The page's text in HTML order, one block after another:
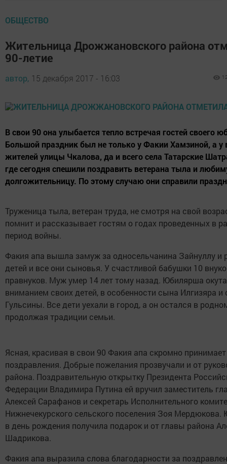
ОБЩЕСТВО
Жительница Дрожжановского района
90-летие
автор, 15 декабря 2017 - 16:03
В свои 90 она улыбается тепло встречая гостей своего
Большой праздник был не только у Факии Хамзиной, а у
жителей улицы Чкалова, да и всего села Татарские
где сегодня спешили поздравить ветерана тыла и
долгожительницу. По этому случаю они справили
Труженица тыла, ветеран труда, не смотря на свой
помнит и рассказывает гостям о годах проведенных в
период войны.
Факия апа вышла замуж за односельчанина Зайнуллу и
детей и все они сыновья. У счастливой бабушки 10
правнуков. Муж умер 14 лет тому назад. Юбилярша
вниманием своих детей, в особенности сына Илгизяра и
Гульсины. Все дети уехали в город, а он остался в
продолжая традиции семьи.
Ясная, красивая в свои 90 Факия апа скромно принимает
поздравления. Добрые пожелания прозвучали и от
района. Поздравительную открытку Президента
Федерации Владимира Путина ей вручил заместитель
Алексей Сарафанов и секретарь Исполнительного
Нижнечекурского сельского поселения Зоя
в день рождения получила подарок и от главы района
Шадрикова.
Факия апа выразила слова благодарности за